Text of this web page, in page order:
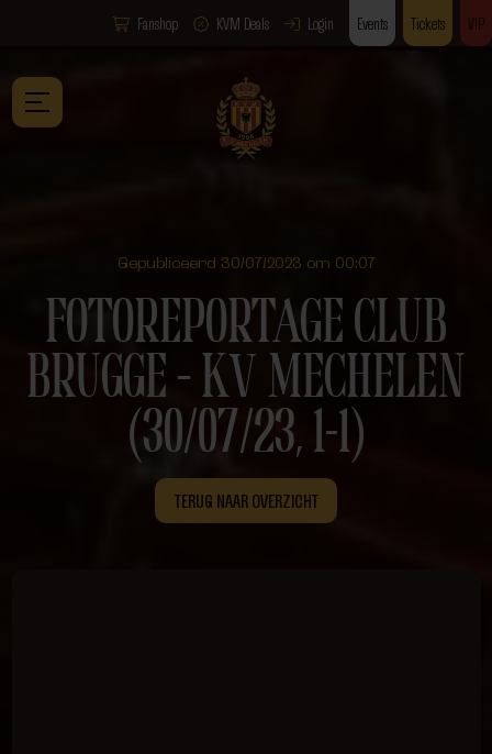
Fanshop KVM Deals Login Events Tickets VIP
Gepubliceerd 30/07/2023 om 00:07
FOTOREPORTAGE CLUB
BRUGGE – KV MECHELEN
(30/07/23, 1-1)
TERUG NAAR OVERZICHT